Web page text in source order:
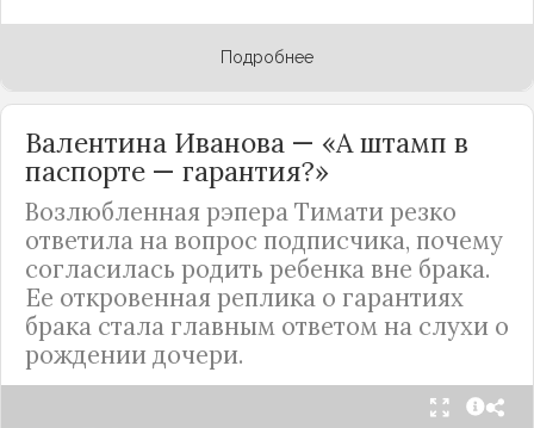
Подробнее
Валентина Иванова — «А штамп в
паспорте — гарантия?»
Возлюбленная рэпера Тимати резко
ответила на вопрос подписчика, почему
согласилась родить ребенка вне брака.
Ее откровенная реплика о гарантиях
брака стала главным ответом на слухи о
рождении дочери.